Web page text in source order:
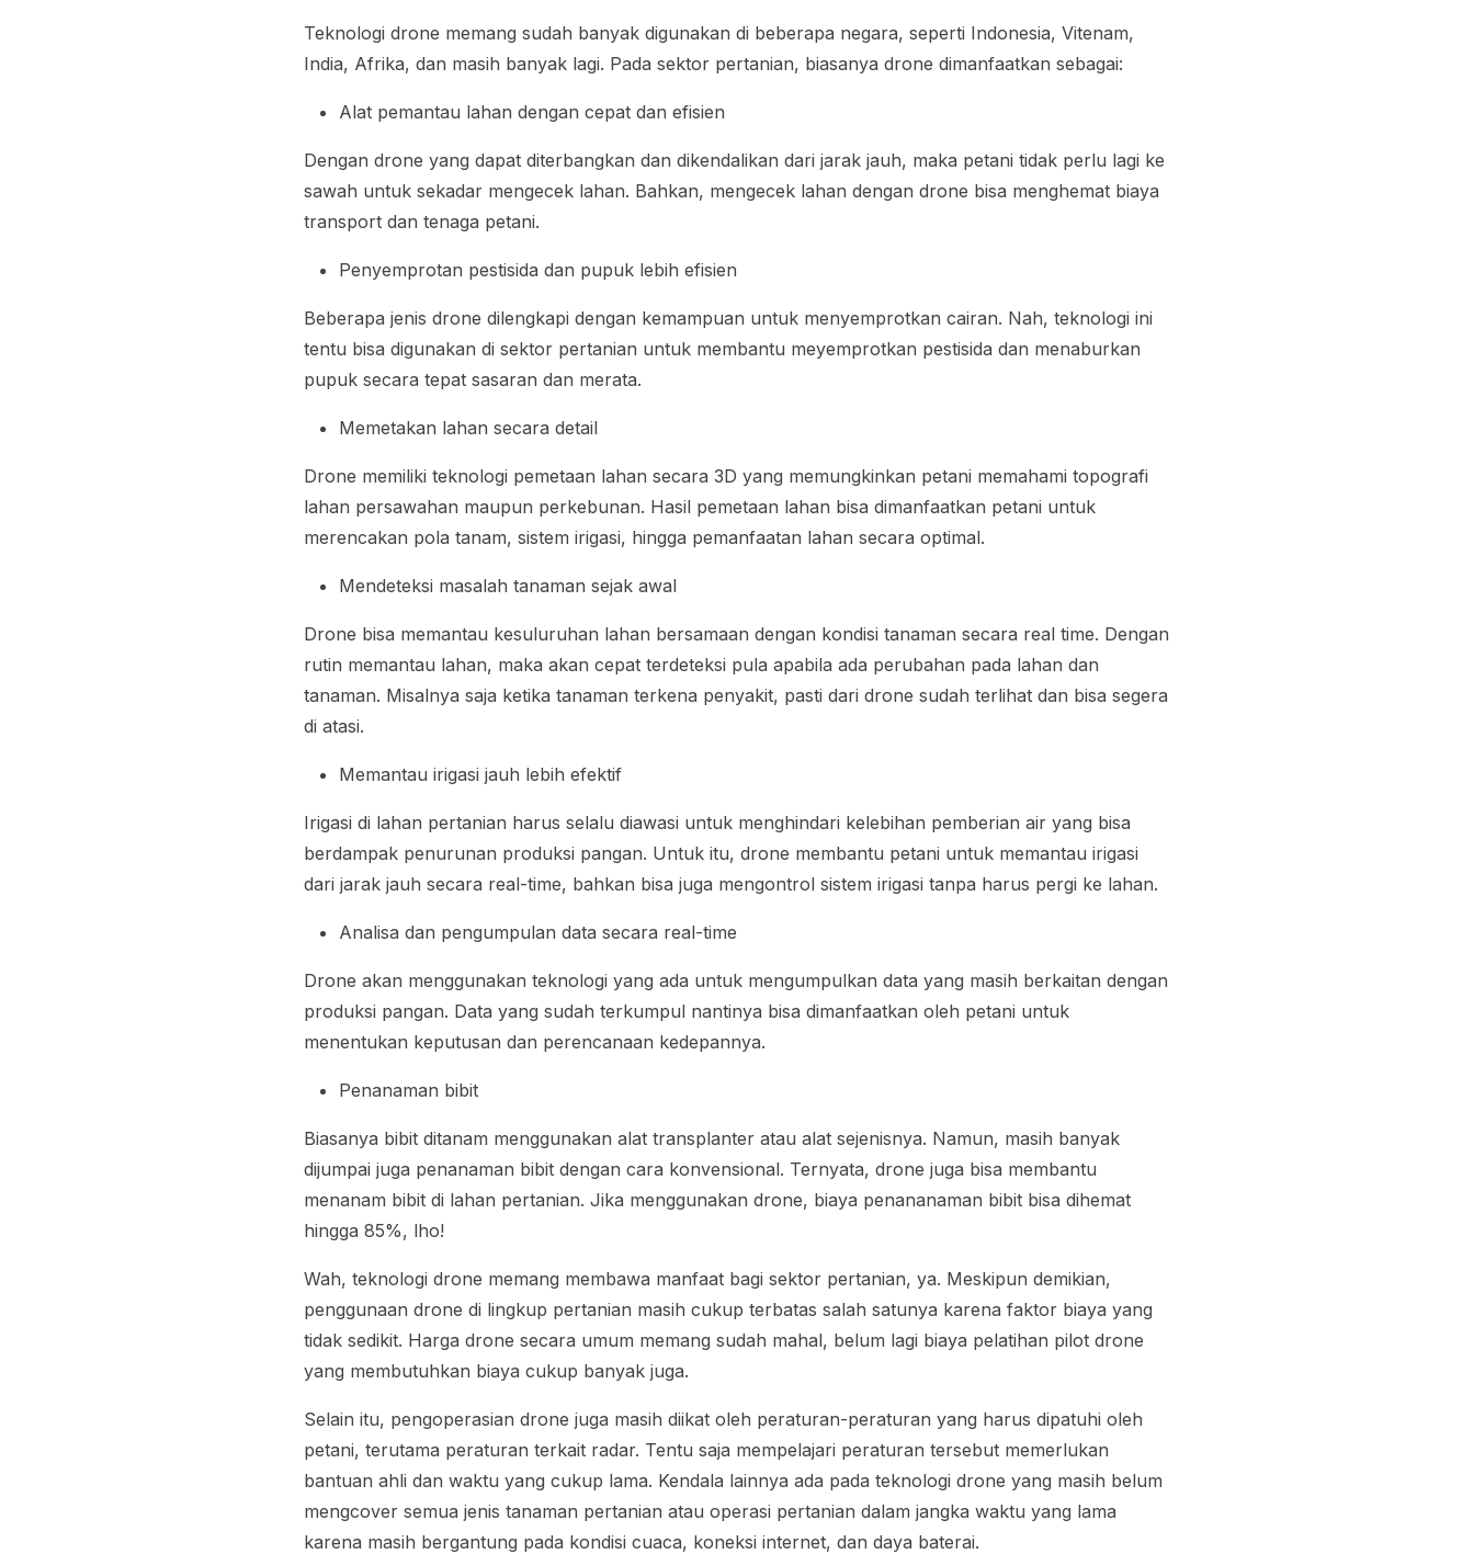
Teknologi drone memang sudah banyak digunakan di beberapa negara, seperti Indonesia, Vitenam,
India, Afrika, dan masih banyak lagi. Pada sektor pertanian, biasanya drone dimanfaatkan sebagai:
Alat pemantau lahan dengan cepat dan efisien
Dengan drone yang dapat diterbangkan dan dikendalikan dari jarak jauh, maka petani tidak perlu lagi ke
sawah untuk sekadar mengecek lahan. Bahkan, mengecek lahan dengan drone bisa menghemat biaya
transport dan tenaga petani.
Penyemprotan pestisida dan pupuk lebih efisien
Beberapa jenis drone dilengkapi dengan kemampuan untuk menyemprotkan cairan. Nah, teknologi ini
tentu bisa digunakan di sektor pertanian untuk membantu meyemprotkan pestisida dan menaburkan
pupuk secara tepat sasaran dan merata.
Memetakan lahan secara detail
Drone memiliki teknologi pemetaan lahan secara 3D yang memungkinkan petani memahami topografi
lahan persawahan maupun perkebunan. Hasil pemetaan lahan bisa dimanfaatkan petani untuk
merencakan pola tanam, sistem irigasi, hingga pemanfaatan lahan secara optimal.
Mendeteksi masalah tanaman sejak awal
Drone bisa memantau kesuluruhan lahan bersamaan dengan kondisi tanaman secara real time. Dengan
rutin memantau lahan, maka akan cepat terdeteksi pula apabila ada perubahan pada lahan dan
tanaman. Misalnya saja ketika tanaman terkena penyakit, pasti dari drone sudah terlihat dan bisa segera
di atasi.
Memantau irigasi jauh lebih efektif
Irigasi di lahan pertanian harus selalu diawasi untuk menghindari kelebihan pemberian air yang bisa
berdampak penurunan produksi pangan. Untuk itu, drone membantu petani untuk memantau irigasi
dari jarak jauh secara real-time, bahkan bisa juga mengontrol sistem irigasi tanpa harus pergi ke lahan.
Analisa dan pengumpulan data secara real-time
Drone akan menggunakan teknologi yang ada untuk mengumpulkan data yang masih berkaitan dengan
produksi pangan. Data yang sudah terkumpul nantinya bisa dimanfaatkan oleh petani untuk
menentukan keputusan dan perencanaan kedepannya.
Penanaman bibit
Biasanya bibit ditanam menggunakan alattransplanteratau alat sejenisnya. Namun, masih banyak
dijumpai juga penanaman bibit dengan cara konvensional. Ternyata, drone juga bisa membantu
menanam bibit di lahan pertanian. Jika menggunakan drone, biaya penananaman bibit bisa dihemat
hingga 85%, lho!
Wah, teknologi drone memang membawa manfaat bagi sektor pertanian, ya. Meskipun demikian,
penggunaan drone di lingkup pertanian masih cukup terbatas salah satunya karena faktor biaya yang
tidak sedikit. Harga drone secara umum memang sudah mahal, belum lagi biaya pelatihan pilot drone
yang membutuhkan biaya cukup banyak juga.
Selain itu, pengoperasian drone juga masih diikat oleh peraturan-peraturan yang harus dipatuhi oleh
petani, terutama peraturan terkait radar. Tentu saja mempelajari peraturan tersebut memerlukan
bantuan ahli dan waktu yang cukup lama. Kendala lainnya ada pada teknologi drone yang masih belum
mengcover semua jenis tanaman pertanian atau operasi pertanian dalam jangka waktu yang lama
karena masih bergantung pada kondisi cuaca, koneksi internet, dan daya baterai.